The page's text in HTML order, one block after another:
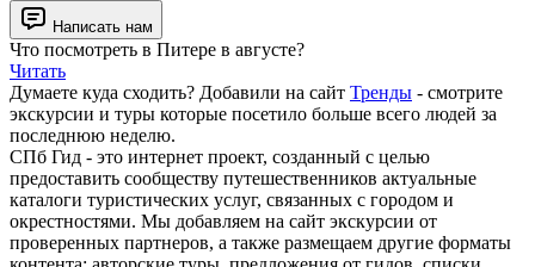
Написать нам
Что посмотреть в Питере в августе?
Читать
Думаете куда сходить? Добавили на сайт Тренды - смотрите
экскурсии и туры которые посетило больше всего людей за
последнюю неделю.
СПб Гид - это интернет проект, созданный с целью
предоставить сообществу путешественников актуальные
каталоги туристических услуг, связанных с городом и
окрестностями. Мы добавляем на сайт экскурсии от
проверенных партнеров, а также размещаем другие форматы